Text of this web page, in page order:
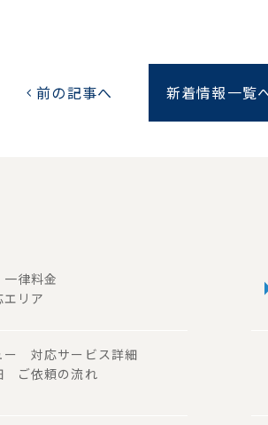
chevron_left前の記事へ 新着情報一覧
律料金
リア
ー 対応サービス詳細
ご依頼の流れ